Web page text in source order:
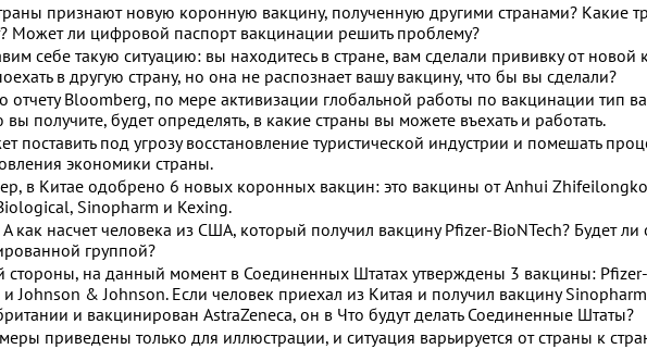
признают новую коронную вакцину, полученную другими странами? Какие
Может ли цифровой паспорт вакцинации решить проблему?
себе такую ​​ситуацию: вы находитесь в стране, вам сделали прививку от
в другую страну, но она не распознает вашу вакцину, что бы вы сделали?
отчету Bloomberg, по мере активизации глобальной работы по вакцинации тип
вы получите, будет определять, в какие страны вы можете въехать и работать.
поставить под угрозу восстановление туристической индустрии и помешать
экономики страны.
в Китае одобрено 6 новых коронных вакцин: это вакцины от Anhui
Sinopharm и Kexing.
как насчет человека из США, который получил вакцину Pfizer-BioNTech? Будет ли
группой?
стороны, на данный момент в Соединенных Штатах утверждены 3 вакцины:
Johnson & Johnson. Если человек приехал из Китая и получил вакцину
и вакцинирован AstraZeneca, он в Что будут делать Соединенные Штаты?
приведены только для иллюстрации, и ситуация варьируется от страны к